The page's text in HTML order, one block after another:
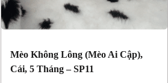
Mèo Không Lông (mèo Ai Cập),
Cái, 5 Tháng – SP11